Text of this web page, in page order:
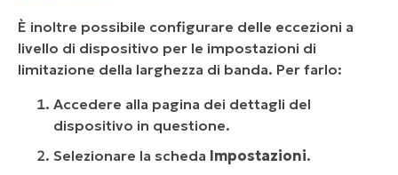
È inoltre possibile configurare delle eccezioni a
livello di dispositivo per le impostazioni di
limitazione della larghezza di banda. Per farlo:
Accedere alla pagina dei dettagli del
dispositivo in questione.
Selezionare la scheda Impostazioni.